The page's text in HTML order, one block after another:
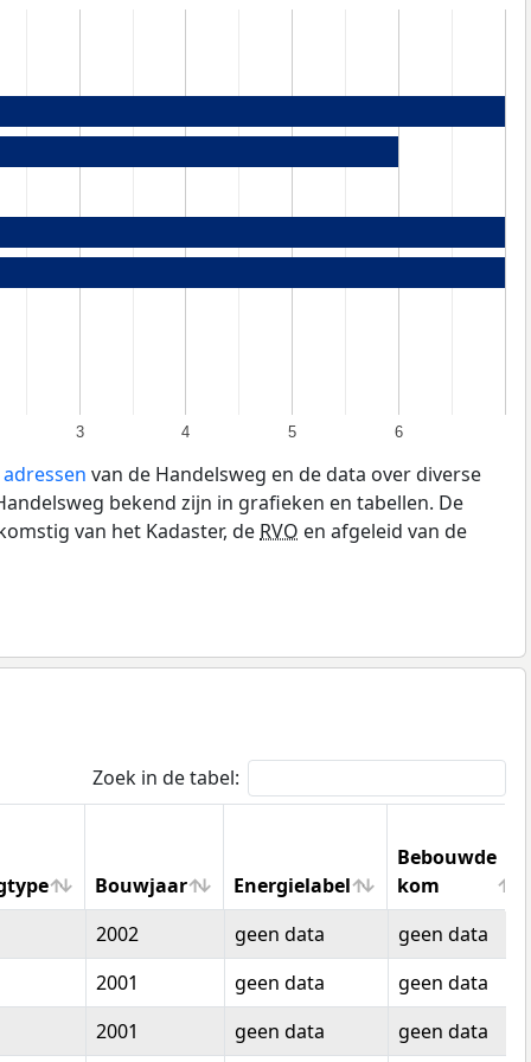
3 4 5 6
van de Handelsweg en de data over diverse
bekend zijn in grafieken en tabellen. De
van het Kadaster, de RVO en afgeleid van de
Zoek in de tabel:
Bouwjaar Energielabel
Bebouwde
kom
Bouwjaar Energielabel
Bebouwde
kom
2002 geen data
geen data
2001
geen data
geen data
2001
geen data geen data